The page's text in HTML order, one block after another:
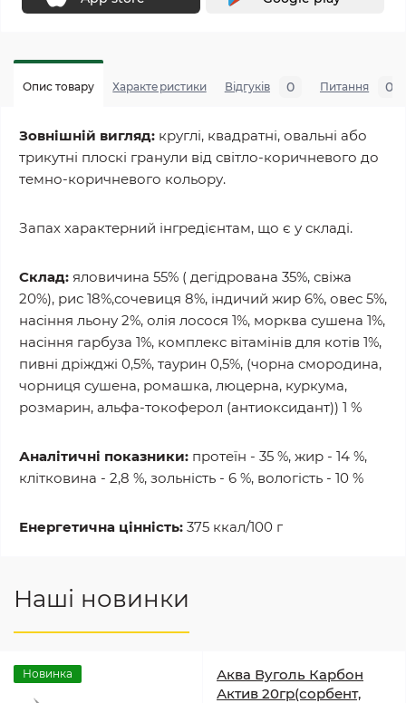
Опис товару Характеристики Відгуків 0 Питання 0
Зовнішній вигляд: круглі, квадратні, овальні або
трикутні плоскі гранули від світло-коричневого до
темно-коричневого кольору.
Запах характерний інгредієнтам, що є у складі.
Склад: яловичина 55% ( дегідрована 35%, свіжа
20%), рис 18%,сочевиця 8%, індичий жир 6%, овес 5%,
насіння льону 2%, олія лосося 1%, морква сушена 1%,
насіння гарбуза 1%, комплекс вітамінів для котів 1%,
пивні дріжджі 0,5%, таурин 0,5%, (чорна смородина,
чорниця сушена, ромашка, люцерна, куркума,
розмарин, альфа-токоферол (антиоксидант)) 1 %
Аналітичні показники: протеїн - 35 %, жир - 14 %,
клітковина - 2,8 %, зольність - 6 %, вологість - 10 %
Енергетична цінність: 375 ккал/100 г
Наші новинки
Новинка
Аква Вуголь Карбон
Актив 20гр(сорбент,